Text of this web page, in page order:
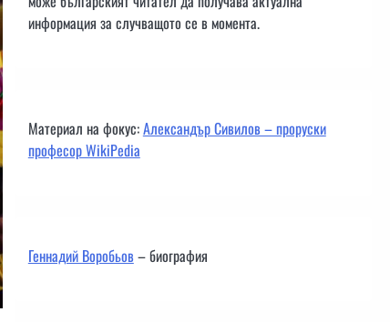
информация за случващото се в момента.
Материал на фокус:Александър Сивилов – проруски
професор WikiPedia
Геннадий Воробьов– биография